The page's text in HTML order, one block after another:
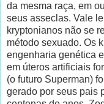
da mesma raça, em
seus asseclas. Vale
kryptonianos não se
método sexuado. Os
engenharia genética
em úteros artificiais
(o futuro Superman)
gerado por seus pais